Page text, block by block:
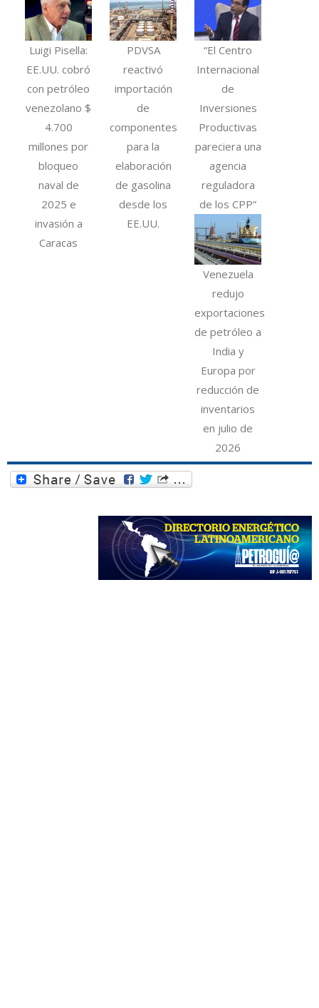
Luigi Pisella:
EE.UU. cobró
con petróleo
venezolano $
4.700
millones por
bloqueo
naval de
2025 e
invasión a
Caracas
PDVSA
reactivó
importación
de
componentes
para la
elaboración
de gasolina
desde los
EE.UU.
“El Centro
Internacional
de
Inversiones
Productivas
pareciera una
agencia
reguladora
de los CPP”
Venezuela
redujo
exportaciones
de petróleo a
India y
Europa por
reducción de
inventarios
en julio de
2026